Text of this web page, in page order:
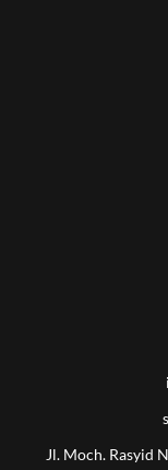
Jl. Moch. Rasyid